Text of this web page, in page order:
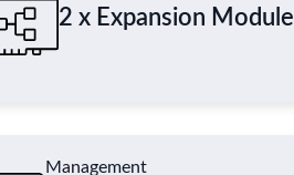
2 x Expansion Module
Management